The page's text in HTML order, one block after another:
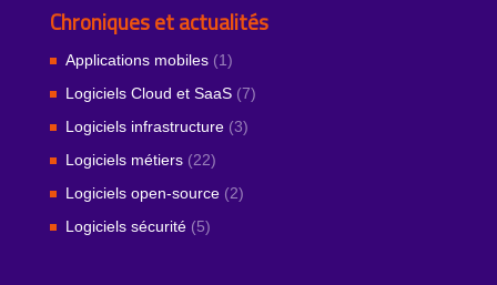
Chroniques et actualités
Applications mobiles(1)
Logiciels Cloud et SaaS(7)
Logiciels infrastructure(3)
Logiciels métiers(22)
Logiciels open-source(2)
Logiciels sécurité(5)